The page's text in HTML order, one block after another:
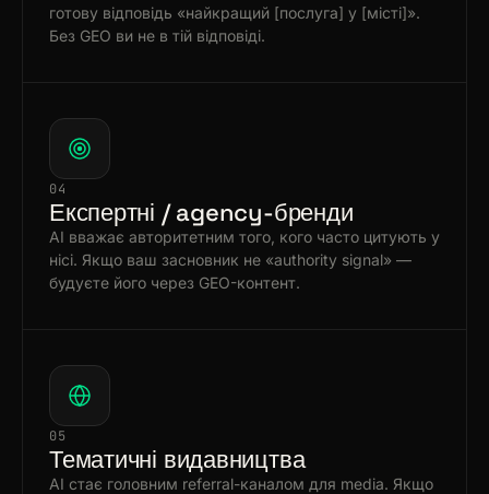
готову відповідь «найкращий [послуга] у [місті]».
Без GEO ви не в тій відповіді.
04
Експертні / agency-бренди
AI вважає авторитетним того, кого часто цитують у
нісі. Якщо ваш засновник не «authority signal» —
будуєте його через GEO-контент.
05
Тематичні видавництва
AI стає головним referral-каналом для media. Якщо